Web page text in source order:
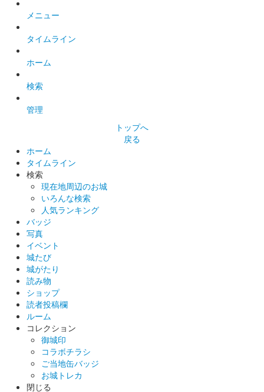
八幡山城 記念御朱印
八幡山城 記念御朱印
八幡山城 記念御朱印
八幡山城 記念御朱印
八幡山城 記念御朱印
八幡山城 記念御朱印
八幡山城 御城印
当初は300円、その後はもみじ版として400円で販売
八幡山城 御城印
メニュー
タイムライン
ホーム
検索
管理
トップへ
戻る
ホーム
タイムライン
検索
現在地周辺のお城
いろんな検索
人気ランキング
バッジ
写真
イベント
城たび
城がたり
読み物
ショップ
読者投稿欄
ルーム
コレクション
御城印
コラボチラシ
ご当地缶バッジ
お城トレカ
閉じる